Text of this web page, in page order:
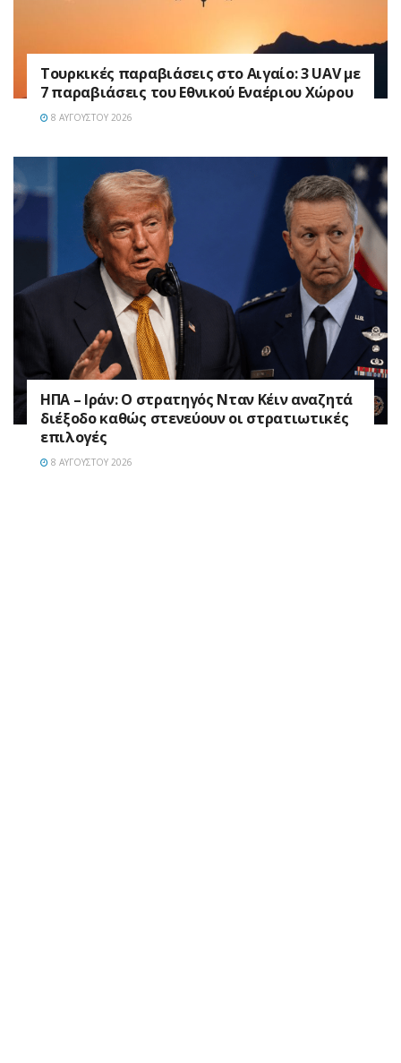
Τουρκικές παραβιάσεις στο Αιγαίο: 3 UAV με
7 παραβιάσεις του Εθνικού Εναέριου Χώρου
8 ΑΥΓΟΎΣΤΟΥ 2026
ΗΠΑ – Ιράν: Ο στρατηγός Νταν Κέιν αναζητά
διέξοδο καθώς στενεύουν οι στρατιωτικές
επιλογές
8 ΑΥΓΟΎΣΤΟΥ 2026